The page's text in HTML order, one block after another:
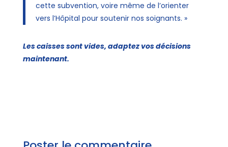
cette subvention, voire même de l’orienter
vers l’Hôpital pour soutenir nos soignants. »
Les caisses sont vides, adaptez vos décisions
maintenant.